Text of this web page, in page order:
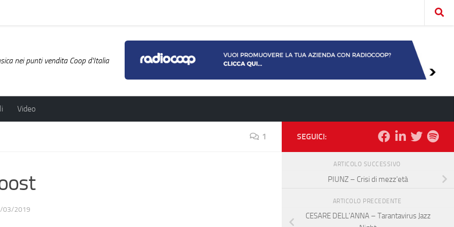
nei punti vendita Coop d'Italia
Video
1
03/2019
SEGUICI:
ARTICOLO SUCCESSIVO
PIUNZ – Crisi di mezz’età
ARTICOLO PRECEDENTE
CESARE DELL’ANNA – Tarantavirus Jazz